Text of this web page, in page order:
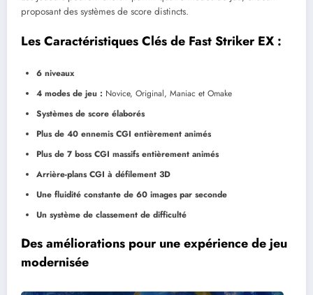
proposant des systèmes de score distincts.
Les Caractéristiques Clés de Fast Striker EX :
6 niveaux
4 modes de jeu : Novice, Original, Maniac et Omake
Systèmes de score élaborés
Plus de 40 ennemis CGI entièrement animés
Plus de 7 boss CGI massifs entièrement animés
Arrière-plans CGI à défilement 3D
Une fluidité constante de 60 images par seconde
Un système de classement de difficulté
Des améliorations pour une expérience de jeu
modernisée